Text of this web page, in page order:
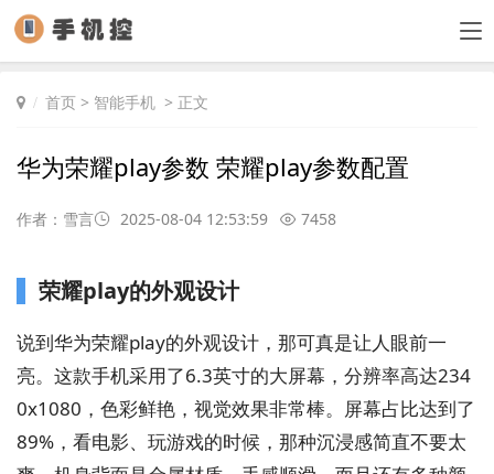
首页 > 智能手机 > 正文
华为荣耀play参数 荣耀play参数配置
作者：雪言 2025-08-04 12:53:59 7458
荣耀play的外观设计
说到华为荣耀play的外观设计，那可真是让人眼前一
亮。这款手机采用了6.3英寸的大屏幕，分辨率高达234
0x1080，色彩鲜艳，视觉效果非常棒。屏幕占比达到了
89%，看电影、玩游戏的时候，那种沉浸感简直不要太